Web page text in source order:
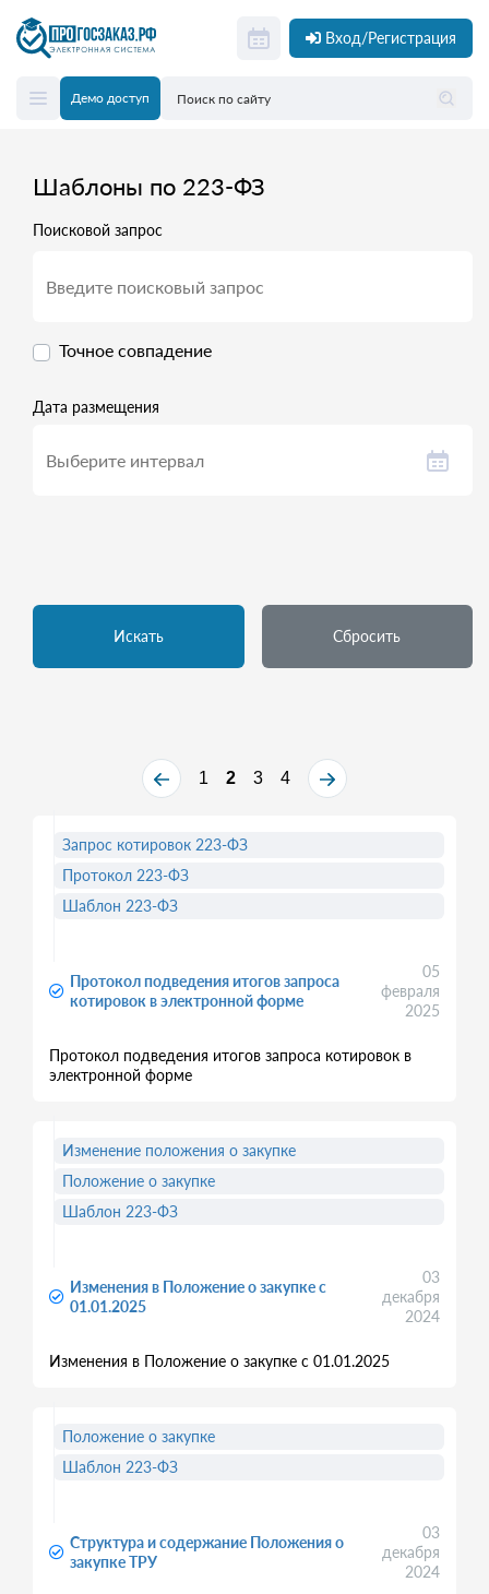
Вход/Регистрация
Демо доступ
Шаблоны по 223-ФЗ
Поисковой запрос
Точное совпадение
Дата размещения
Искать Сбросить
1 2 3 4
Протокол подведения итогов запроса
котировок в электронной форме
05
февраля
2025
Протокол подведения итогов запроса котировок в
электронной форме
Запрос котировок 223-ФЗ
Протокол 223-ФЗ
Шаблон 223-ФЗ
Изменения в Положение о закупке с
01.01.2025
03
декабря
2024
Изменения в Положение о закупке с 01.01.2025
Изменение положения о закупке
Положение о закупке
Шаблон 223-ФЗ
Структура и содержание Положения о
закупке ТРУ
03
декабря
2024
Положение о закупке
Шаблон 223-ФЗ